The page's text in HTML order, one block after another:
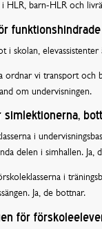
HLR, barn-HLR och
i skolan,
ordnar vi transport och
om undervisningen.
simlektionerna,
i
delen i simhallen. Ja,
i
Ja, de bottnar.
för